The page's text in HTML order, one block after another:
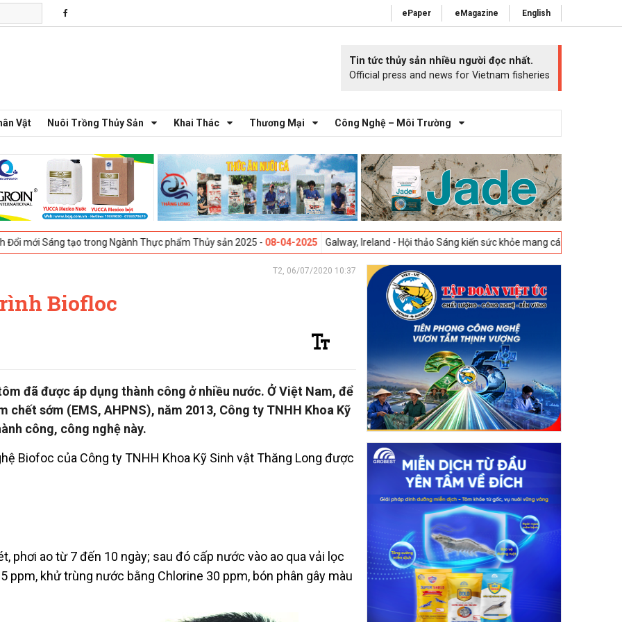
ePaper eMagazine English
Tin tức thủy sản nhiều người đọc nhất.
Official press and news for Vietnam fisheries
Vật Nuôi Trồng Thủy Sản Khai Thác Thương Mại Công Nghệ – Môi Trường
tạo trong Ngành Thực phẩm Thủy sản 2025 -08-04-2025 Galway, Ireland - Hội thảo Sáng kiến sức khỏe mang cá 2025 -23-04-2025
T2, 06/07/2020 10:37
Biofloc
đã được áp dụng thành công ở nhiều nước. Ở Việt Nam, để
sớm (EMS, AHPNS), năm 2013, Công ty TNHH Khoa Kỹ
công, công nghệ này.
Biofoc của Công ty TNHH Khoa Kỹ Sinh vật Thăng Long được
phơi ao từ 7 đến 10 ngày; sau đó cấp nước vào ao qua vải lọc
ppm, khử trùng nước bằng Chlorine 30 ppm, bón phân gây màu